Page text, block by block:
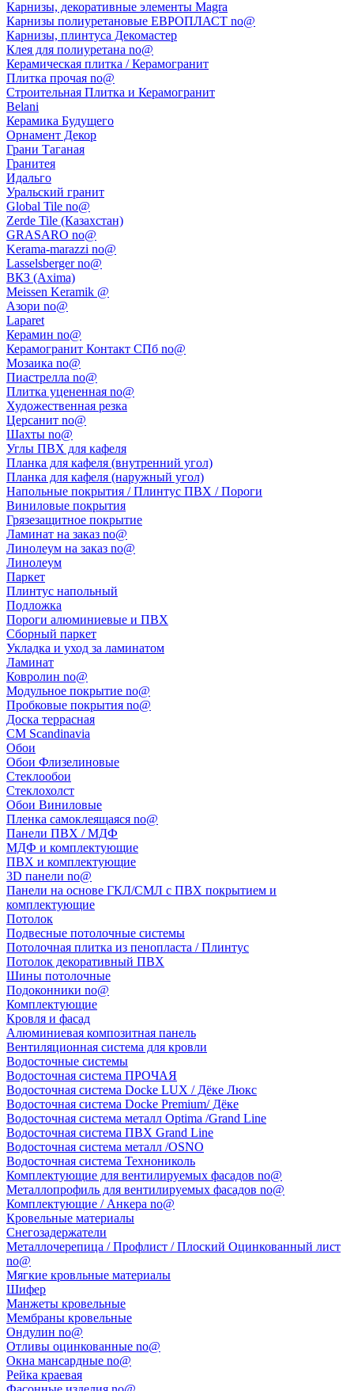
Карнизы, декоративные элементы Magra
Карнизы полиуретановые ЕВРОПЛАСТ no@
Карнизы, плинтуса Декомастер
Клея для полиуретана no@
Керамическая плитка / Керамогранит
Плитка прочая no@
Строительная Плитка и Керамогранит
Belani
Керамика Будущего
Орнамент Декор
Грани Таганая
Гранитея
Идальго
Уральский гранит
Global Tile no@
Zerde Tile (Казахстан)
GRASARO no@
Kerama-marazzi no@
Lasselsberger no@
ВКЗ (Axima)
Meissen Keramik @
Азори no@
Laparet
Керамин no@
Керамогранит Контакт СПб no@
Мозаика no@
Пиастрелла no@
Плитка уцененная no@
Художественная резка
Церсанит no@
Шахты no@
Углы ПВХ для кафеля
Планка для кафеля (внутренний угол)
Планка для кафеля (наружный угол)
Напольные покрытия / Плинтус ПВХ / Пороги
Виниловые покрытия
Грязезащитное покрытие
Ламинат на заказ no@
Линолеум на заказ no@
Линолеум
Паркет
Плинтус напольный
Подложка
Пороги алюминиевые и ПВХ
Сборный паркет
Укладка и уход за ламинатом
Ламинат
Ковролин no@
Модульное покрытие no@
Пробковые покрытия no@
Доска террасная
CM Scandinavia
Обои
Обои Флизелиновые
Стеклообои
Стеклохолст
Обои Виниловые
Пленка самоклеящаяся no@
Панели ПВХ / МДФ
МДФ и комплектующие
ПВХ и комплектующие
3D панели no@
Панели на основе ГКЛ/СМЛ с ПВХ покрытием и
комплектующие
Потолок
Подвесные потолочные системы
Потолочная плитка из пенопласта / Плинтус
Потолок декоративный ПВХ
Шины потолочные
Подоконники no@
Комплектующие
Кровля и фасад
Алюминиевая композитная панель
Вентиляционная система для кровли
Водосточные системы
Водосточная система ПРОЧАЯ
Водосточная система Docke LUX / Дёке Люкс
Водосточная система Docke Premium/ Дёке
Водосточная система металл Optima /Grand Line
Водосточная система ПВХ Grand Line
Водосточная система металл /OSNO
Водосточная система Технониколь
Комплектующие для вентилируемых фасадов no@
Металлопрофиль для вентилируемых фасадов no@
Комплектующие / Анкера no@
Кровельные материалы
Снегозадержатели
Металлочерепица / Профлист / Плоский Оцинкованный лист
no@
Мягкие кровльные материалы
Шифер
Манжеты кровельные
Мембраны кровельные
Ондулин no@
Отливы оцинкованные no@
Окна мансардные no@
Рейка краевая